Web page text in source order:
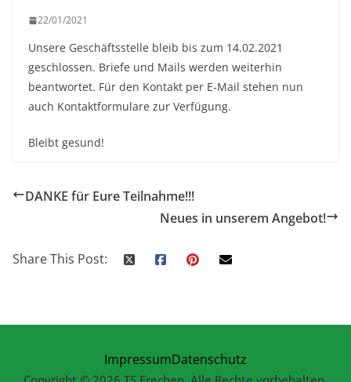
22/01/2021
Unsere Geschäftsstelle bleib bis zum 14.02.2021
geschlossen. Briefe und Mails werden weiterhin
beantwortet. Für den Kontakt per E-Mail stehen nun
auch Kontaktformulare zur Verfügung.
Bleibt gesund!
DANKE für Eure Teilnahme!!!
Neues in unserem Angebot!
Share This Post:
ImpressumDatenschutz